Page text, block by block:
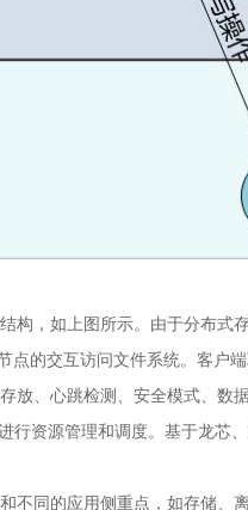
构，如上图所示。由于分布
的交互访问文件系统。客户
放、心跳检测、安全模式、
行资源管理和调度。基于龙
不同的应用侧重点，如存储、